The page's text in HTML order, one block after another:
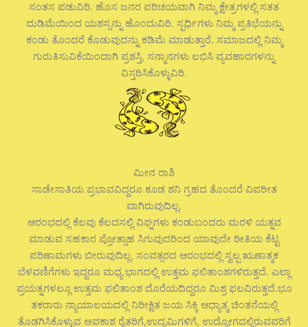
ಸಂತಸ ಪಡುವಿರಿ. ಹೊಸ ಜನರ ಪರಿಚಯವಾಗಿ ನಿಮ್ಮ ಕ್ಷೇತ್ರಗಳಲ್ಲಿ ಸತತ
ದುಡಿಮೆಯಿಂದ ಯಶಸ್ಸನ್ನು ಹೊಂದುವಿರಿ. ಸ್ಪರ್ಧಿಗಳು ನಿಮ್ಮ ಪ್ರತಿಭೆಯನ್ನು
ಕಂಡು ತೊಂದರೆ ಕೊಡುವುದನ್ನು ಕಡಿಮೆ ಮಾಡುತ್ತಾರೆ. ಸಮಾಜದಲ್ಲಿ ನಿಮ್ಮ
ಗುರುತಿಸುವಿಕೆಯಿಂದಾಗಿ ಪ್ರಶಸ್ತಿ, ಸನ್ಮಾನಗಳು ಲಭಿಸಿ ವ್ಯವಹಾರಗಳನ್ನು
ವಿಸ್ತರಿಸಿಕೊಳ್ಳುವಿರಿ.
ಮೀನ ರಾಶಿ
ಸಾಡೇಸಾತಿಯ ಪ್ರಭಾವವಿದ್ದರೂ ಕೂಡ ಶನಿ ಗ್ರಹದ ತೊಂದರೆ ವಿಪರೀತ
ವಾಗಿರುವುದಿಲ್ಲ.
ಆರಂಭದಲ್ಲಿ ಕೆಲವು ಕೆಲದಸಲ್ಲಿ ವಿಘ್ನಗಳು ಕಂಡುಬಂದರು ಮರಳಿ ಯತ್ನವ
ಮಾಡುವ ಸಹಕಾರ ಪ್ರೋತ್ಸಾಹ ಸಿಗುವುದರಿಂದ ಯಾವುದೇ ರೀತಿಯ ಕೆಟ್ಟ
ಪರಿಣಾಮಗಳು ಬೀರುವುದಿಲ್ಲ. ಸಂವತ್ಸರದ ಆರಂಭದಲ್ಲಿ ಸ್ವಲ್ಪ ಋಣಾತ್ಮಕ
ಬೆಳವಣಿಗೆಗಳು ಇದ್ದರೂ ಮಧ್ಯ ಭಾಗದಲ್ಲಿ ಉತ್ತಮ ಫಲಿತಾಂಶಗಳಿರುತ್ತದೆ. ಎಲ್ಲಾ
ಪ್ರಯತ್ನಗಳಲ್ಲೂ ಉತ್ತಮ ಫಲಿತಾಂಶ ದೊರೆಯದಿದ್ದರೂ ಮಿಶ್ರ ಫಲವಿರುತ್ತದೆ.ಭೂ
ತಕರಾರು ನ್ಯಾಯಾಲಯದಲ್ಲಿ ನಿರೀಕ್ಷಿತ ಜಯ ಸಿಕ್ಕಿ ಆಧ್ಯಾತ್ಮ ಚಿಂತನೆಯಲ್ಲಿ
ತೊಡಗಿಸಿಕೊಳ್ಳುವ ಅವಕಾಶ ರೈತರಿಗೆ,ಉದ್ಯಮಿಗಳಿಗೆ, ಉದ್ಯೋಗದಲ್ಲಿರುವವರಿಗೆ